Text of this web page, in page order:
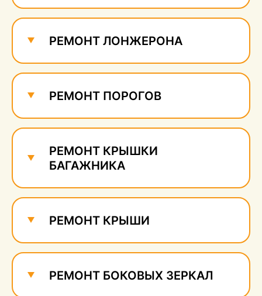
Ремонт и удаление
РЕМОНТ ЛОНЖЕРОНА
РЕМОНТ ПОРОГОВ
РЕМОНТ КРЫШКИ
БАГАЖНИКА
РЕМОНТ КРЫШИ
РЕМОНТ БОКОВЫХ ЗЕРКАЛ